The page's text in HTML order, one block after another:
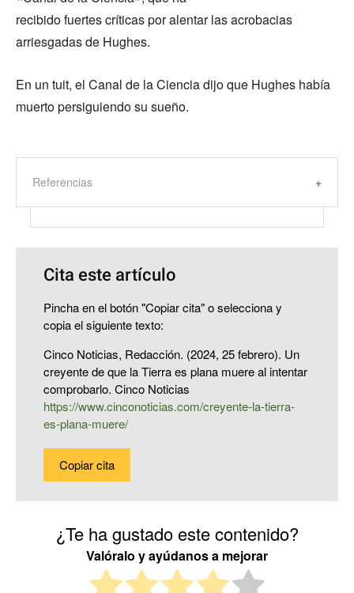
recibido fuertes críticas por alentar las acrobacias
arriesgadas de Hughes.
En un tuit, el Canal de la Ciencia dijo que Hughes había
muerto persiguiendo su sueño.
Referencias
Cita este artículo
Pincha en el botón "Copiar cita" o selecciona y
copia el siguiente texto:
Cinco Noticias, Redacción. (2024, 25 febrero). Un
creyente de que la Tierra es plana muere al intentar
comprobarlo. Cinco Noticias
https://www.cinconoticias.com/creyente-la-tierra-
es-plana-muere/
Copiar cita
¿Te ha gustado este contenido?
Valóralo y ayúdanos a mejorar